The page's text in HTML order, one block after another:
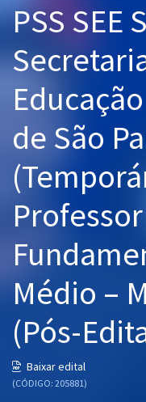
Cursos 20% OFF
Pós
Graduação
OAB
Mentorias
Questões grátis
Aprovados
Atendimento
PSS SEE
de São
Médio –
(Pós-
Baixar edital
(CÓDIGO: 205881)